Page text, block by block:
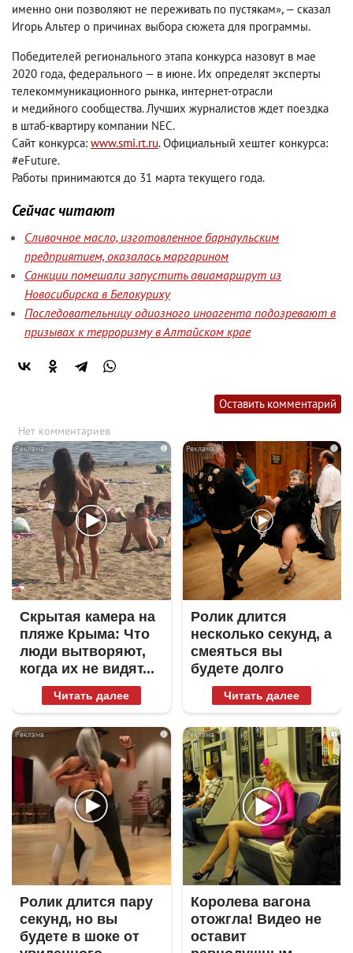
именно они позволяют не переживать по пустякам», — сказал
Игорь Альтер о причинах выбора сюжета для программы.
Победителей регионального этапа конкурса назовут в мае
2020 года, федерального — в июне. Их определят эксперты
телекоммуникационного рынка, интернет-отрасли
и медийного сообщества. Лучших журналистов ждет поездка
в штаб-квартиру компании NEC.
Сайт конкурса: www.smi.rt.ru. Официальный хештег конкурса:
#eFuture.
Работы принимаются до 31 марта текущего года.
Сейчас читают
Сливочное масло, изготовленное барнаульским
предприятием, оказалось маргарином
Санкции помешали запустить авиамаршрут из
Новосибирска в Белокуриху
Последовательницу одиозного иноагента подозревают в
призывах к терроризму в Алтайском крае
Оставить комментарий
Нет комментариев
i
Скрытая камера на
пляже Крыма: Что
люди вытворяют,
когда их не видят...
Читать далее
i
Ролик длится
несколько секунд, а
смеяться вы
будете долго
Читать далее
i
Ролик длится пару
секунд, но вы
будете в шоке от
i
Королева вагона
отожгла! Видео не
оставит